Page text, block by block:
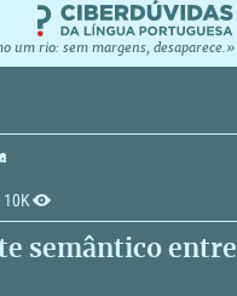
um rio: sem margens, desaparece.»
10K
semântico entre